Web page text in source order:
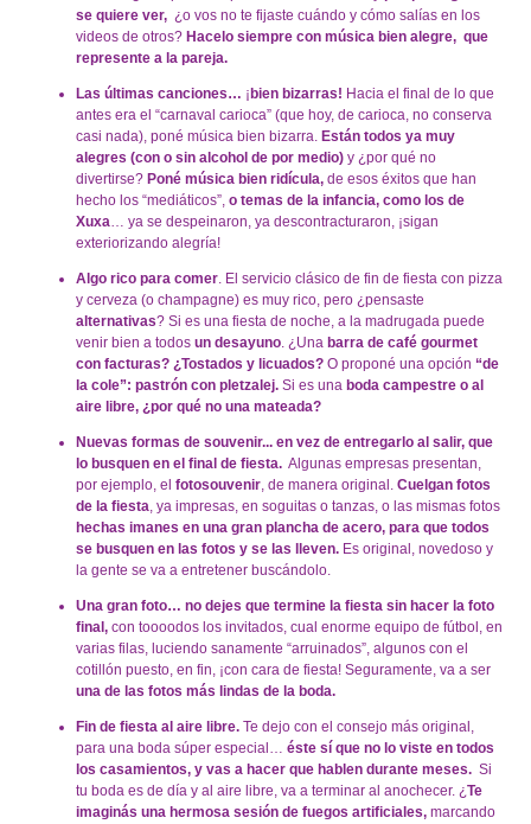
se quiere ver, ¿o vos no te fijaste cuándo y cómo salías en los
videos de otros? Hacelo siempre con música bien alegre, que
represente a la pareja.
Las últimas canciones… ¡ bien bizarras! Hacia el final de lo que
antes era el “carnaval carioca” (que hoy, de carioca, no conserva
casi nada), poné música bien bizarra. Están todos ya muy
alegres (con o sin alcohol de por medio) y ¿por qué no
divertirse? Poné música bien ridícula, de esos éxitos que han
hecho los “mediáticos”, o temas de la infancia, como los de
Xuxa… ya se despeinaron, ya descontracturaron, ¡sigan
exteriorizando alegría!
Algo rico para comer. El servicio clásico de fin de fiesta con pizza
y cerveza (o champagne) es muy rico, pero ¿pensaste
alternativas? Si es una fiesta de noche, a la madrugada puede
venir bien a todos un desayuno. ¿Una barra de café gourmet
con facturas? ¿Tostados y licuados? O proponé una opción “de
la cole”: pastrón con pletzalej. Si es una boda campestre o al
aire libre, ¿por qué no una mateada?
Nuevas formas de souvenir... en vez de entregarlo al salir, que
lo busquen en el final de fiesta. Algunas empresas presentan,
por ejemplo, el fotosouvenir, de manera original. Cuelgan fotos
de la fiesta, ya impresas, en soguitas o tanzas, o las mismas fotos
hechas imanes en una gran plancha de acero, para que todos
se busquen en las fotos y se las lleven. Es original, novedoso y
la gente se va a entretener buscándolo.
Una gran foto… no dejes que termine la fiesta sin hacer la foto
final, con toooodos los invitados, cual enorme equipo de fútbol, en
varias filas, luciendo sanamente “arruinados”, algunos con el
cotillón puesto, en fin, ¡con cara de fiesta! Seguramente, va a ser
una de las fotos más lindas de la boda.
Fin de fiesta al aire libre. Te dejo con el consejo más original,
para una boda súper especial… éste sí que no lo viste en todos
los casamientos, y vas a hacer que hablen durante meses. Si
tu boda es de día y al aire libre, va a terminar al anochecer. ¿Te
imaginás una hermosa sesión de fuegos artificiales, marcando